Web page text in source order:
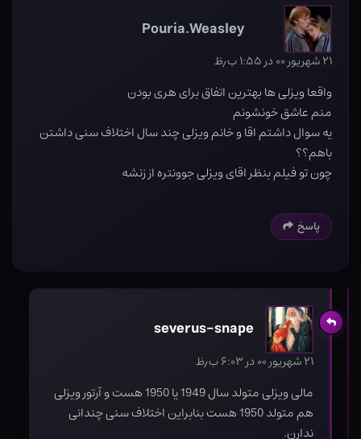
Pouria.Weasley
۲۱ شهریور ۰۰ در ۱:۵۵ ب٫ظ
واقعا ویزلی ها بهترین اتفاق برای هری بودن
منم عاشق خونشونم
یه سوال داشتم اقا و خانم ویزلی چند سال اختلاف سنی داشتن
باهم؟؟
چون تو فیلم بنظر اقای ویزلی جوونتره از زنشه
پاسخ
severus-snape
۲۱ شهریور ۰۰ در ۶:۰۳ ب٫ظ
مالی ویزلی متولد سال 1949 یا 1950 هست و آرتور ویزلی
هم متولد 1950 هست بنابراین اختلاف سنی چندانی
ندارن.